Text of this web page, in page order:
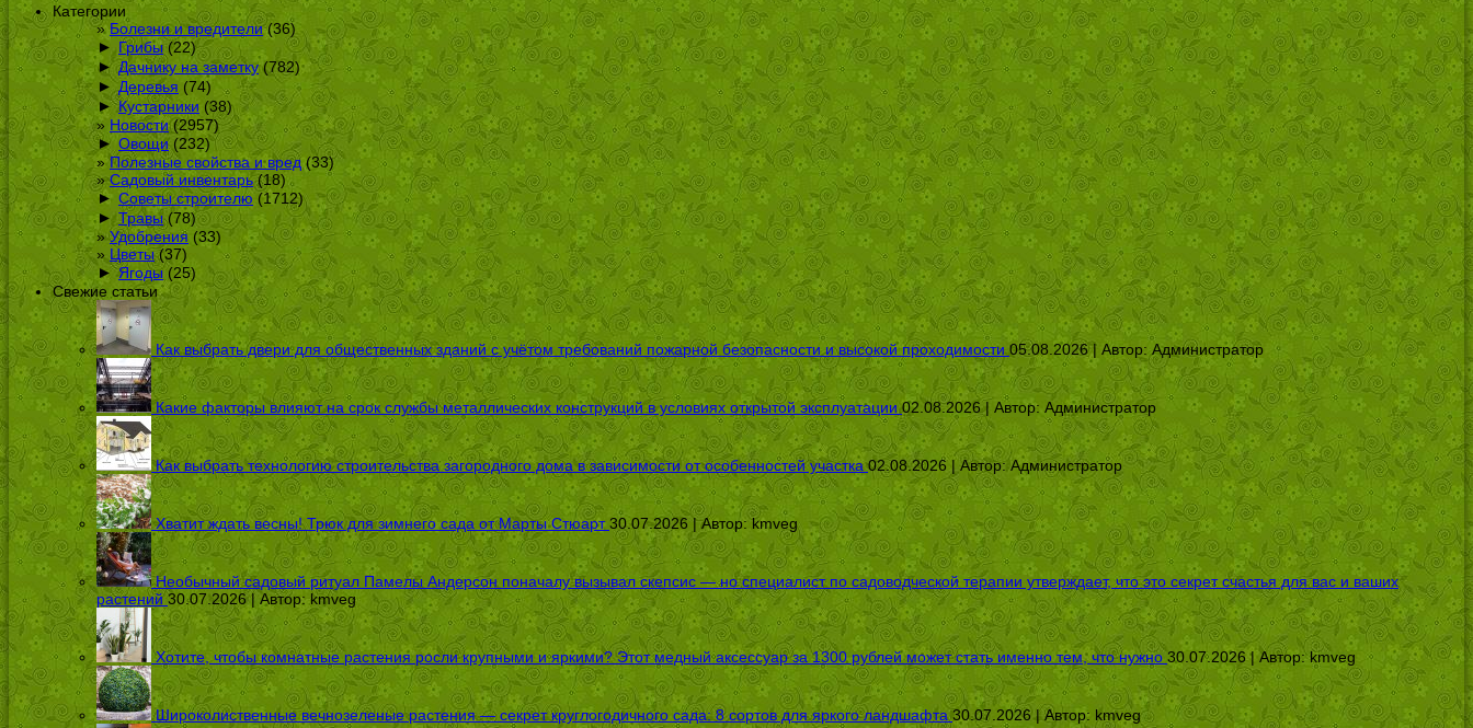
Категории
Болезни и вредители(36)
► Грибы (22)
► Дачнику на заметку(782)
► Деревья (74)
► Кустарники (38)
Новости(2957)
► Овощи(232)
Полезные свойства и вред (33)
Садовый инвентарь(18)
► Советы строителю (1712)
► Травы(78)
Удобрения (33)
Цветы(37)
► Ягоды(25)
Свежие статьи
Как выбрать двери для общественных зданий с учётом требований пожарной безопасности и высокой проходимости 05.08.2026 | Автор: Администратор
Какие факторы влияют на срок службы металлических конструкций в условиях открытой эксплуатации 02.08.2026 | Автор:Администратор
Как выбрать технологию строительства загородного дома в зависимости от особенностей участка 02.08.2026 | Автор: Администратор
Хватит ждать весны! Трюк для зимнего сада от Марты Стюарт 30.07.2026 | Автор:kmveg
Необычный садовый ритуал Памелы Андерсон поначалу вызывал скепсис — но специалист по садоводческой терапии утверждает, что это секрет счастья для вас и ваших
растений 30.07.2026 | Автор:kmveg
Хотите, чтобы комнатные растения росли крупными и яркими? Этот медный аксессуар за 1300 рублей может стать именно тем, что нужно 30.07.2026 | Автор:kmveg
Широколиственные вечнозеленые растения — секрет круглогодичного сада: 8 сортов для яркого ландшафта 30.07.2026 | Автор: kmveg